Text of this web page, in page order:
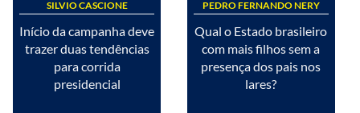
SILVIO CASCIONE
Início da campanha deve
trazer duas tendências
para corrida
presidencial
PEDRO FERNANDO NERY
Qual o Estado brasileiro
com mais filhos sem a
presença dos pais nos
lares?